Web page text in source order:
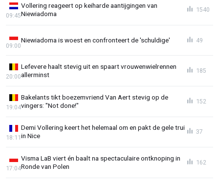
Vollering reageert op keiharde aantijgingen van
Niewiadoma
09:45
1540
Niewiadoma is woest en confronteert de 'schuldige'
09:00
49
Lefevere haalt stevig uit en spaart vrouwenwielrennen
allerminst
20:00
185
Bakelants tikt boezemvriend Van Aert stevig op de
vingers: "Not done!"
19:04
152
Demi Vollering keert het helemaal om en pakt de gele trui
in Nice
18:11
37
Visma LaB viert én baalt na spectaculaire ontknoping in
Ronde van Polen
17:04
162